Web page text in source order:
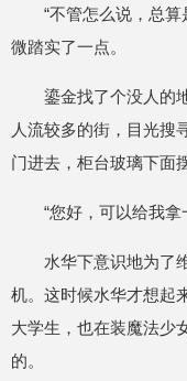
“不管怎么说，总
微踏实了一点。
鎏金找了个没人的
人流较多的街，目光搜
门进去，柜台玻璃下面
“您好，可以给我拿
水华下意识地为了
机。这时候水华才想起
大学生，也在装魔法少
的。